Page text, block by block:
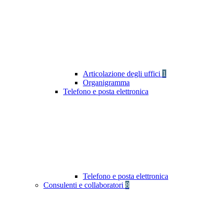
Articolazione degli uffici 1
Organigramma
Telefono e posta elettronica
Telefono e posta elettronica
Consulenti e collaboratori 8